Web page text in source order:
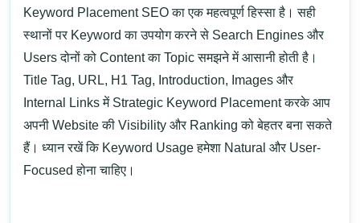
Keyword Placement SEO का एक महत्वपूर्ण हिस्सा है। सही
स्थानों पर Keyword का उपयोग करने से Search Engines और
Users दोनों को Content का Topic समझने में आसानी होती है।
Title Tag, URL, H1 Tag, Introduction, Images और
Internal Links में Strategic Keyword Placement करके आप
अपनी Website की Visibility और Ranking को बेहतर बना सकते
हैं। ध्यान रखें कि Keyword Usage हमेशा Natural और User-
Focused होना चाहिए।